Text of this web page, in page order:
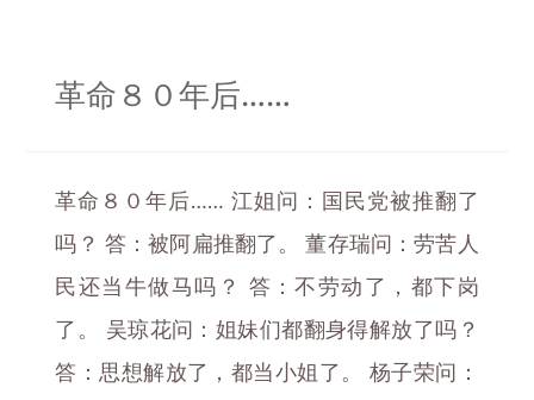
革命８０年后……
革命８０年后…… 江姐问：国民党被推翻了
吗？ 答：被阿扁推翻了。 董存瑞问：劳苦人
民还当牛做马吗？ 答：不劳动了，都下岗
了。 吴琼花问：姐妹们都翻身得解放了吗？
答：思想解放了，都当小姐了。 杨子荣问：